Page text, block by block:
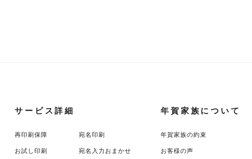
サービス詳細
再印刷保障 宛名印刷
お試し印刷 宛名入力おまかせ
年賀家族について
年賀家族の約束
お客様の声